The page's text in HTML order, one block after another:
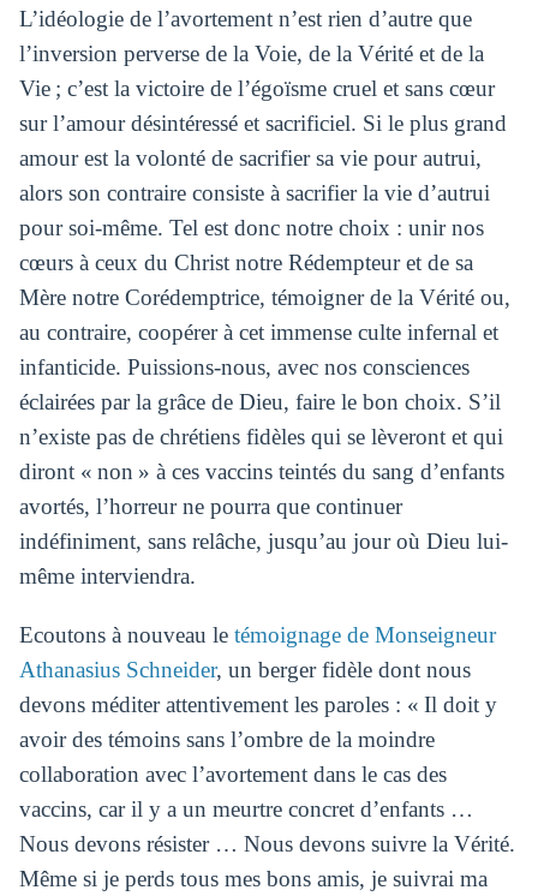
L’idéologie de l’avortement n’est rien d’autre que
l’inversion perverse de la Voie, de la Vérité et de la
Vie ; c’est la victoire de l’égoïsme cruel et sans cœur
sur l’amour désintéressé et sacrificiel. Si le plus grand
amour est la volonté de sacrifier sa vie pour autrui,
alors son contraire consiste à sacrifier la vie d’autrui
pour soi-même. Tel est donc notre choix : unir nos
cœurs à ceux du Christ notre Rédempteur et de sa
Mère notre Corédemptrice, témoigner de la Vérité ou,
au contraire, coopérer à cet immense culte infernal et
infanticide. Puissions-nous, avec nos consciences
éclairées par la grâce de Dieu, faire le bon choix. S’il
n’existe pas de chrétiens fidèles qui se lèveront et qui
diront « non » à ces vaccins teintés du sang d’enfants
avortés, l’horreur ne pourra que continuer
indéfiniment, sans relâche, jusqu’au jour où Dieu lui-
même interviendra.
Ecoutons à nouveau le témoignage de Monseigneur
Athanasius Schneider, un berger fidèle dont nous
devons méditer attentivement les paroles : « Il doit y
avoir des témoins sans l’ombre de la moindre
collaboration avec l’avortement dans le cas des
vaccins, car il y a un meurtre concret d’enfants …
Nous devons résister … Nous devons suivre la Vérité.
Même si je perds tous mes bons amis, je suivrai ma